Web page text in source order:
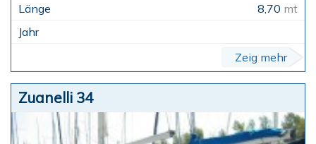
8,70 mt
Zeig mehr
Zuanelli 34